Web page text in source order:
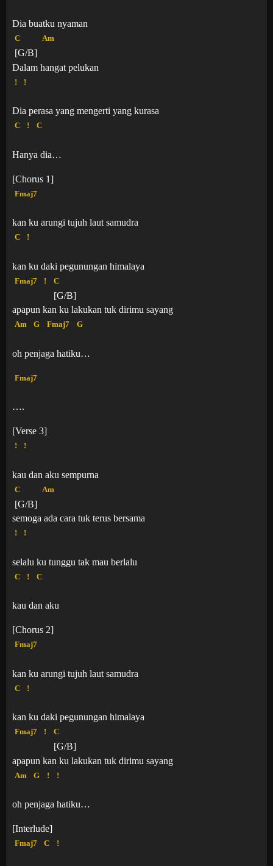
Dia buatku nyaman
C
[G/B]
Am
Dalam hangat pelukan
! !
Dia perasa yang mengerti yang kurasa
C ! C
Hanya dia…
[Chorus 1]
Fmaj7
kan ku arungi tujuh laut samudra
C !
kan ku daki pegunungan himalaya
Fmaj7 ! C
[G/B]
apapun kan ku lakukan tuk dirimu sayang
Am G Fmaj7 G
oh penjaga hatiku…
Fmaj7
….
[Verse 3]
! !
kau dan aku sempurna
C
[G/B]
Am
semoga ada cara tuk terus bersama
! !
selalu ku tunggu tak mau berlalu
C ! C
kau dan aku
[Chorus 2]
Fmaj7
kan ku arungi tujuh laut samudra
C !
kan ku daki pegunungan himalaya
Fmaj7 ! C
[G/B]
apapun kan ku lakukan tuk dirimu sayang
Am G ! !
oh penjaga hatiku…
[Interlude]
Fmaj7 C !